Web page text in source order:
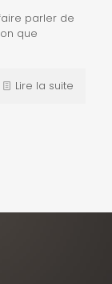
parler de
que
Lire la suite